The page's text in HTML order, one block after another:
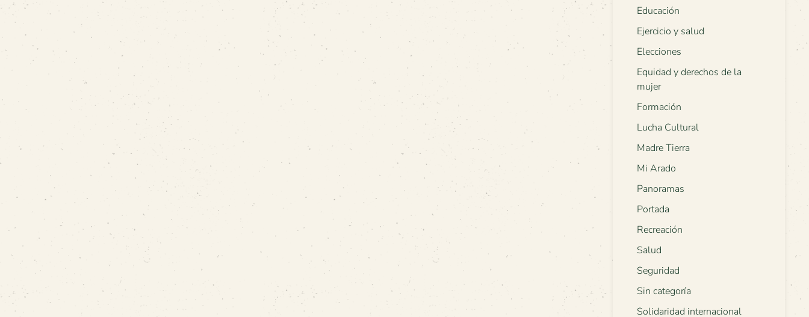
Educación
Ejercicio y salud
Elecciones
Equidad y derechos de la
mujer
Formación
Lucha Cultural
Madre Tierra
Mi Arado
Panoramas
Portada
Recreación
Salud
Seguridad
Sin categoría
Solidaridad internacional